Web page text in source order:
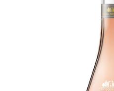
Виски Talisker 10 YO Malt
Водка Smirnoff Red Vodka